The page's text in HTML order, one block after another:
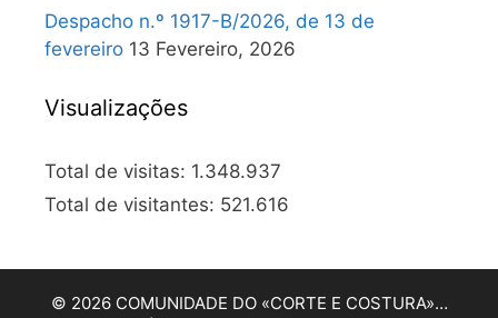
Despacho n.º 1917-B/2026, de 13 de
fevereiro 13 Fevereiro, 2026
Visualizações
Total de visitas: 1.348.937
Total de visitantes: 521.616
© 2026 COMUNIDADE DO «CORTE E COSTURA»…